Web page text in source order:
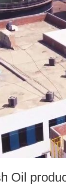
Oil